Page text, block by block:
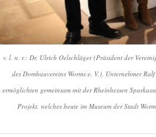
v. l. n. r.: Dr. Ulrich Oelschläger (Präsident der
des Dombauvereins Worms e. V.), Unternehmer
ermöglichten gemeinsam mit der Rheinhessen
Projekt, welches heute im Museum der Stadt